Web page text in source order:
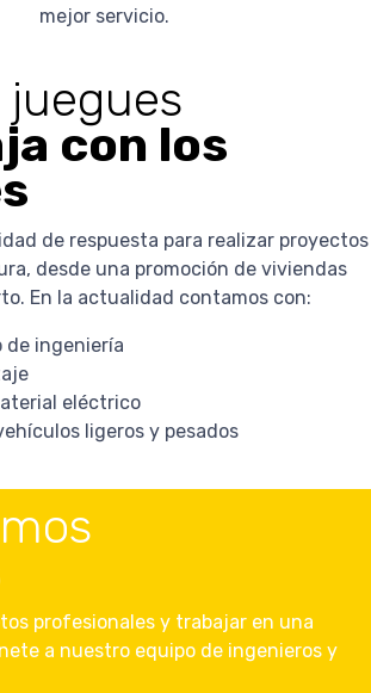
mejor servicio.
juegues
con los
de respuesta para realizar proyectos
desde una promoción de viviendas
En la actualidad contamos con:
ingeniería
eléctrico
ligeros y pesados
profesionales y trabajar en una
a nuestro equipo de ingenieros y